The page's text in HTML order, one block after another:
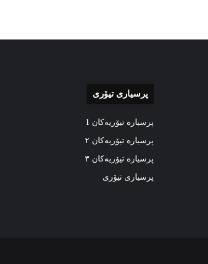
پرسیاری تیۆری
پرسیارە تیۆریەکان 1
پرسیارە تیۆریەکان ٢
پرسیارە تیۆریەکان ٣
پرسیاری تیۆری